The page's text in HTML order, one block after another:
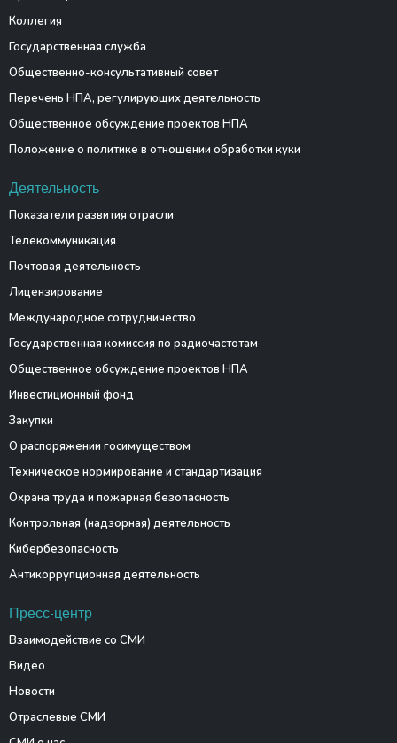
Коллегия
Государственная служба
Общественно-консультативный совет
Перечень НПА, регулирующих деятельность
Общественное обсуждение проектов НПА
Положение о политике в отношении обработки куки
Деятельность
Показатели развития отрасли
Телекоммуникация
Почтовая деятельность
Лицензирование
Международное сотрудничество
Государственная комиссия по радиочастотам
Общественное обсуждение проектов НПА
Инвестиционный фонд
Закупки
О распоряжении госимуществом
Техническое нормирование и стандартизация
Охрана труда и пожарная безопасность
Контрольная (надзорная) деятельность
Кибербезопасность
Антикоррупционная деятельность
Пресс-центр
Взаимодействие со СМИ
Видео
Новости
Отраслевые СМИ